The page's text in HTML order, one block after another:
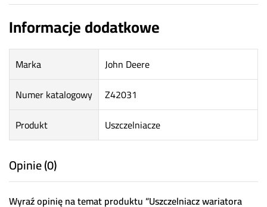
Informacje dodatkowe
Marka
John Deere
Numer katalogowy
Z42031
Produkt
Uszczelniacze
Opinie (0)
Wyraź opinię na temat produktu “Uszczelniacz wariatora